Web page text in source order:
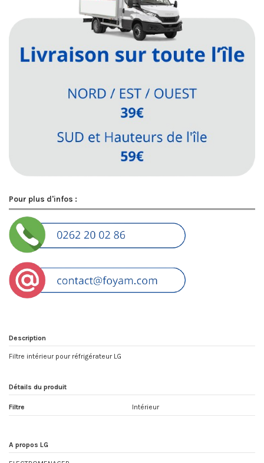
Pour plus d'infos :
Description
Filtre intérieur pour réfrigérateur LG
Détails du produit
Filtre Intérieur
A propos LG